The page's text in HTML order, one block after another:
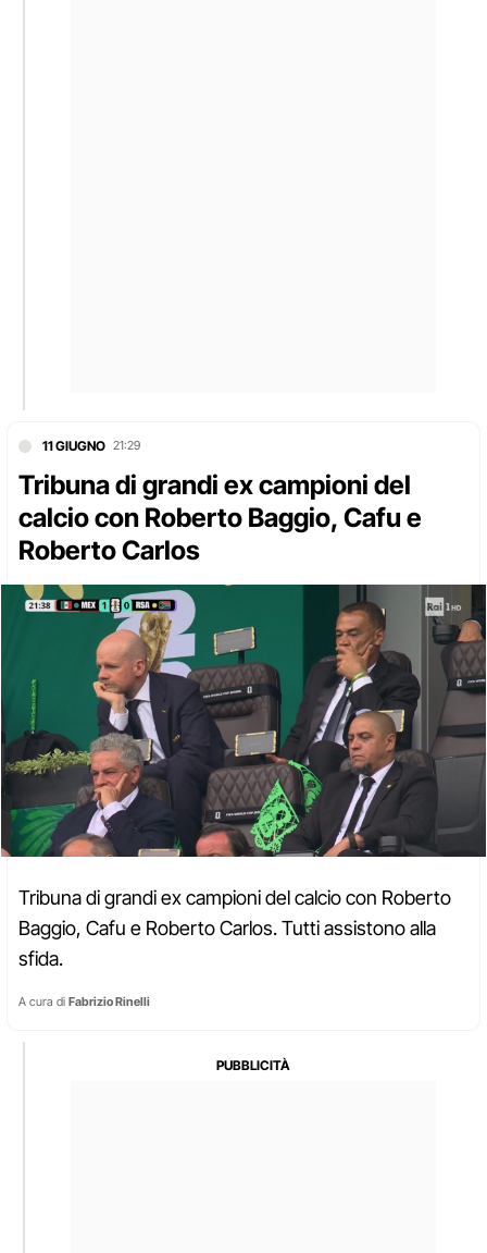
11 GIUGNO 21:29
Tribuna di grandi ex campioni del
calcio con Roberto Baggio, Cafu e
Roberto Carlos
Tribuna di grandi ex campioni del calcio con Roberto
Baggio, Cafu e Roberto Carlos. Tutti assistono alla
sfida.
A cura di Fabrizio Rinelli